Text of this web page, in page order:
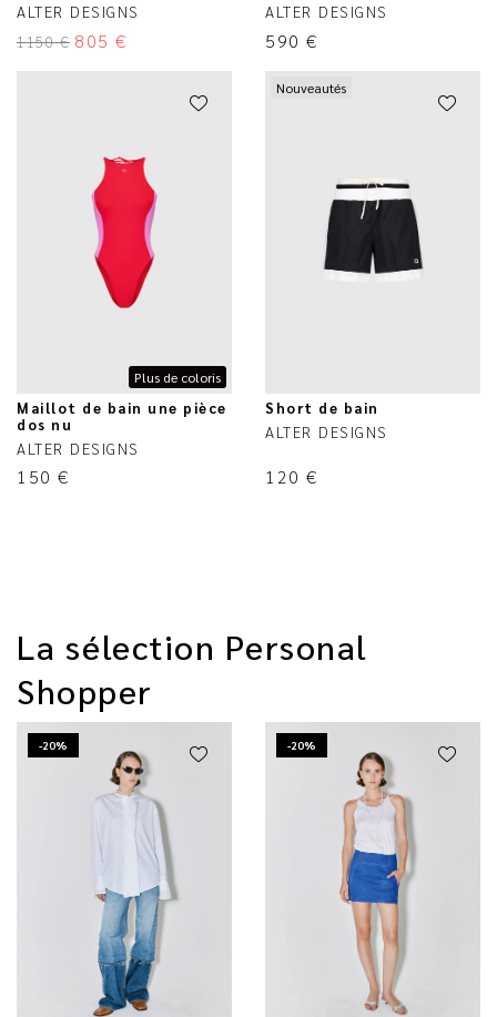
ALTER DESIGNS
1150€ 805 €
ALTER DESIGNS
590 €
Plus de coloris
Maillot de bain une pièce
dos nu
ALTER DESIGNS
150 €
Nouveautés
Short de bain
ALTER DESIGNS
120 €
La sélection Personal
Shopper
-20% -20%